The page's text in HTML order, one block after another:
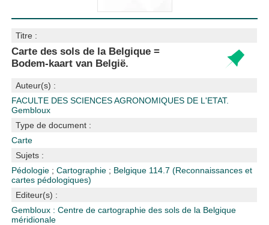
Titre :
Carte des sols de la Belgique =
Bodem-kaart van België.
Auteur(s) :
FACULTE DES SCIENCES AGRONOMIQUES DE L'ETAT.
Gembloux
Type de document :
Carte
Sujets :
Pédologie ;Cartographie ; Belgique 114.7 (Reconnaissances et
cartes pédologiques)
Editeur(s) :
Gembloux : Centre de cartographie des sols de la Belgique
méridionale